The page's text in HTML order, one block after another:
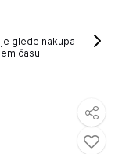
glede nakupa
času.